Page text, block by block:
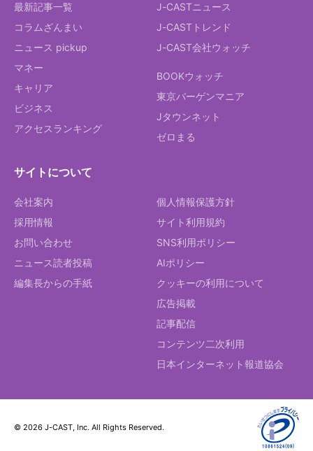
最新記事一覧
コラムざんまい
ニュース pickup
マネー
キャリア
ビジネス
アクセスランキング
J-CASTニュース
J-CASTトレンド
J-CAST会社ウォッチ
BOOKウォッチ
東京バーゲンマニア
Jタウンネット
ゼロまる
サイトについて
会社案内
採用情報
お問い合わせ
ニュース読者投稿
編集長からの手紙
個人情報保護方針
サイト利用規約
SNS利用ポリシー
AIポリシー
クッキーの利用について
広告掲載
記事配信
コンテンツ二次利用
日本インターネット報道協会
© 2026 J-CAST, Inc. All Rights Reserved.